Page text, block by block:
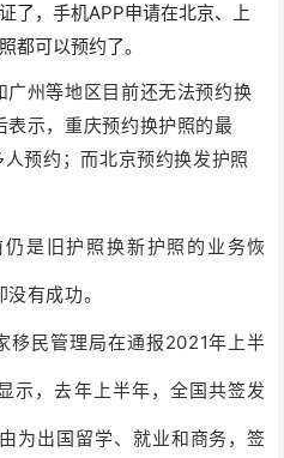
了，手机APP申请在北京、上
都可以预约了。
州等地区目前还无法预约换
示，重庆预约换护照的最
预约；而北京预约换发护照
是旧护照换新护照的业务恢
有成功。
移民管理局在通报2021年上半
示，去年上半年，全国共签发
为出国留学、就业和商务，签